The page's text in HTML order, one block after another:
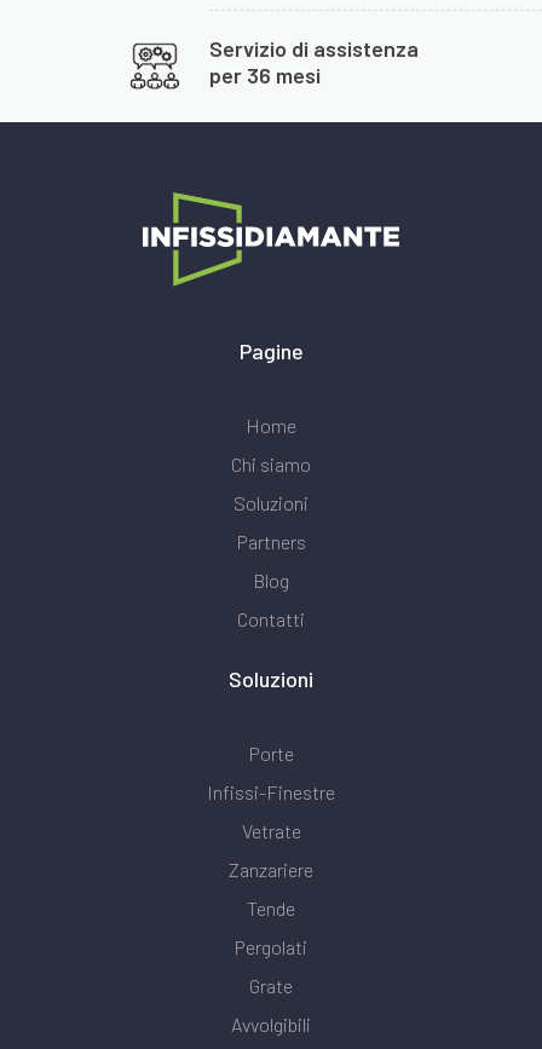
Servizio di assistenza
per 36 mesi
Pagine
Home
Chi siamo
Soluzioni
Partners
Blog
Contatti
Soluzioni
Porte
Infissi-Finestre
Vetrate
Zanzariere
Tende
Pergolati
Grate
Avvolgibili